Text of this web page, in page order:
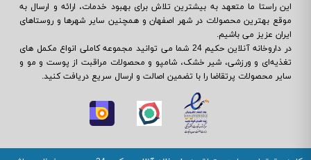
این راستا ما متعهد به بیشترین تلاش برای بهبود خدمات، ارائه و ارسال به
موقع بهترین محصولات در شهر اصفهان و همچنین سایر شهرها و روستاهای
ایران عزیز می باشیم.
در داروخانه آنلاین حکیم 24 شما می ‌توانید مجموعه کاملی انواع مکمل‌ های
تغذیه‌ای و ورزشی، شیر خشک، شامپو و محصولات مراقبت از پوست و مو و
سایر محصولات پرتقاضا را با تضمین اصالت و ارسال سریع دریافت کنید.